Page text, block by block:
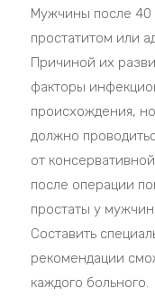
Мужчины после 40
простатитом или
Причиной их
факторы
происхождения,
должно
от
после операции
простаты у
Составить
рекомендации
каждого больного.